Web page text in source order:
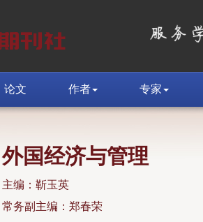
论文 作者 专家
外国经济与管理
主编：靳玉英
常务副主编：郑春荣